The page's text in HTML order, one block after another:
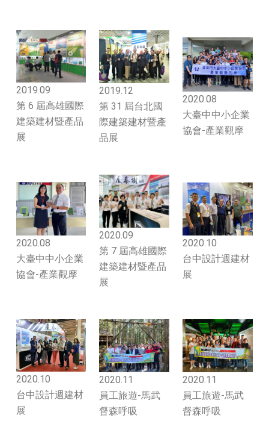
2019.09
第 6 屆高雄國際
建築建材暨產品
展
2019.12
第 31 屆台北國
際建築建材暨產
品展
2020.08
大臺中中小企業
協會-產業觀摩
2020.08
大臺中中小企業
協會-產業觀摩
2020.09
第 7 屆高雄國際
建築建材暨產品
展
2020.10
台中設計週建材
展
2020.10
台中設計週建材
展
2020.11
員工旅遊-馬武
督森呼吸
2020.11
員工旅遊-馬武
督森呼吸